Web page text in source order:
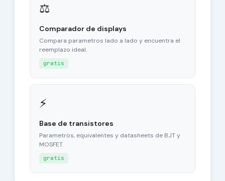
⚖
Comparador de displays
Compara parametros lado a lado y encuentra el
reemplazo ideal.
gratis
⚡
Base de transistores
Parametros, equivalentes y datasheets de BJT y
MOSFET.
gratis